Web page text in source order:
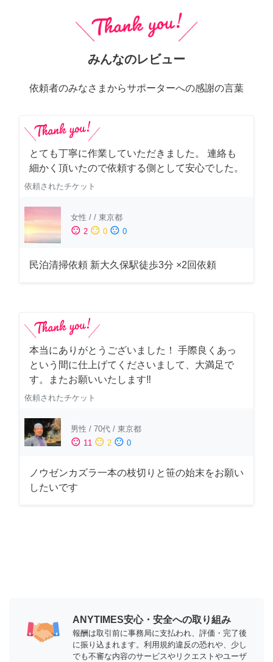
みんなのレビュー
依頼者のみなさまからサポーターへの感謝の言葉
とても丁寧に作業していただきました。 連絡も
細かく頂いたので依頼する側として安心でした。
依頼されたチケット
女性 / / 東京都
sentiment_satisfied 2 sentiment_neutral 0 sentiment_dissatisfied 0
民泊清掃依頼 新大久保駅徒歩3分 ×2回依頼
本当にありがとうございました！ 手際良くあっ
という間に仕上げてくださいまして、大満足で
す。またお願いいたします‼️
依頼されたチケット
男性 / 70代 / 東京都
sentiment_satisfied 11 sentiment_neutral 2 sentiment_dissatisfied 0
ノウゼンカズラ一本の枝切りと笹の始末をお願い
したいです
ANYTIMES安心・安全への取り組み
報酬は取引前に事務局に支払われ、評価・完了後
に振り込まれます。利用規約違反の恐れや、少し
でも不審な内容のサービスやリクエストやユーザ